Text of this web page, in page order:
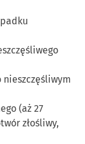
(aż 27
złośliwy,